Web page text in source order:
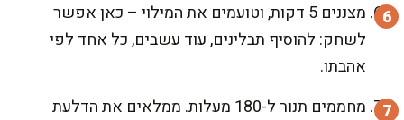
מצננים 5 דקות, וטועמים את המילוי – כאן אפשר
לשחק: להוסיף תבלינים, עוד עשבים, כל אחד לפי
אהבתו.
מחממים תנור ל-180 מעלות. ממלאים את הדלעת